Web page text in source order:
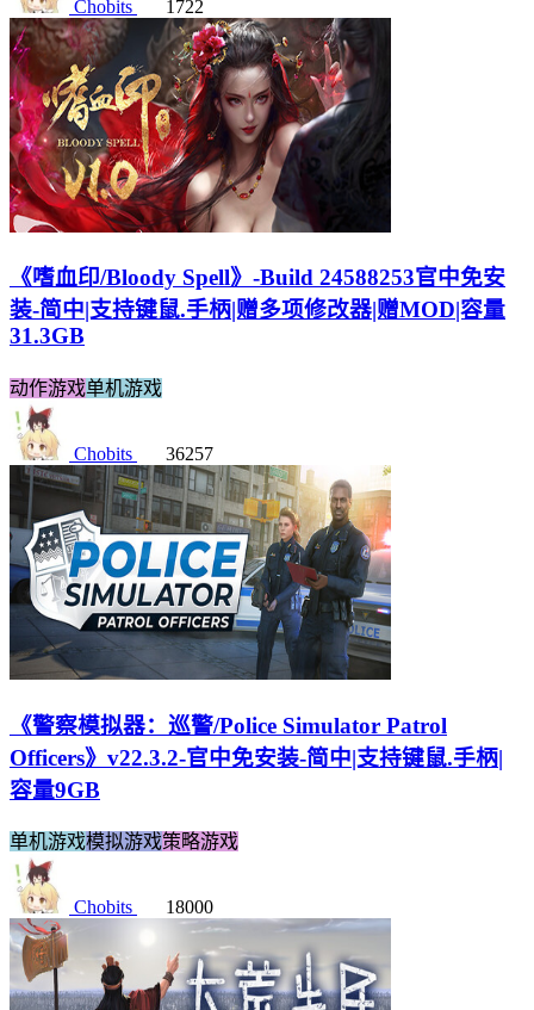
Chobits 1722
《嗜血印/Bloody Spell》-Build 24588253官中免安
装-简中|支持键鼠.手柄|赠多项修改器|赠MOD|容量
31.3GB
动作游戏单机游戏
Chobits 36257
《警察模拟器：巡警/Police Simulator Patrol
Officers》v22.3.2-官中免安装-简中|支持键鼠.手柄|
容量9GB
单机游戏模拟游戏策略游戏
Chobits 18000